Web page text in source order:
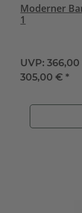
Moderner
1
UVP:
305,00 €*